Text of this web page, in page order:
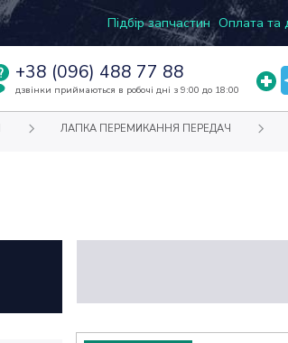
Підбір запчастин Оплата та
+38 (096) 488 77 88
дзвінки приймаються в робочі дні з 9:00 до 18:00
ЛАПКА ПЕРЕМИКАННЯ ПЕРЕДАЧ